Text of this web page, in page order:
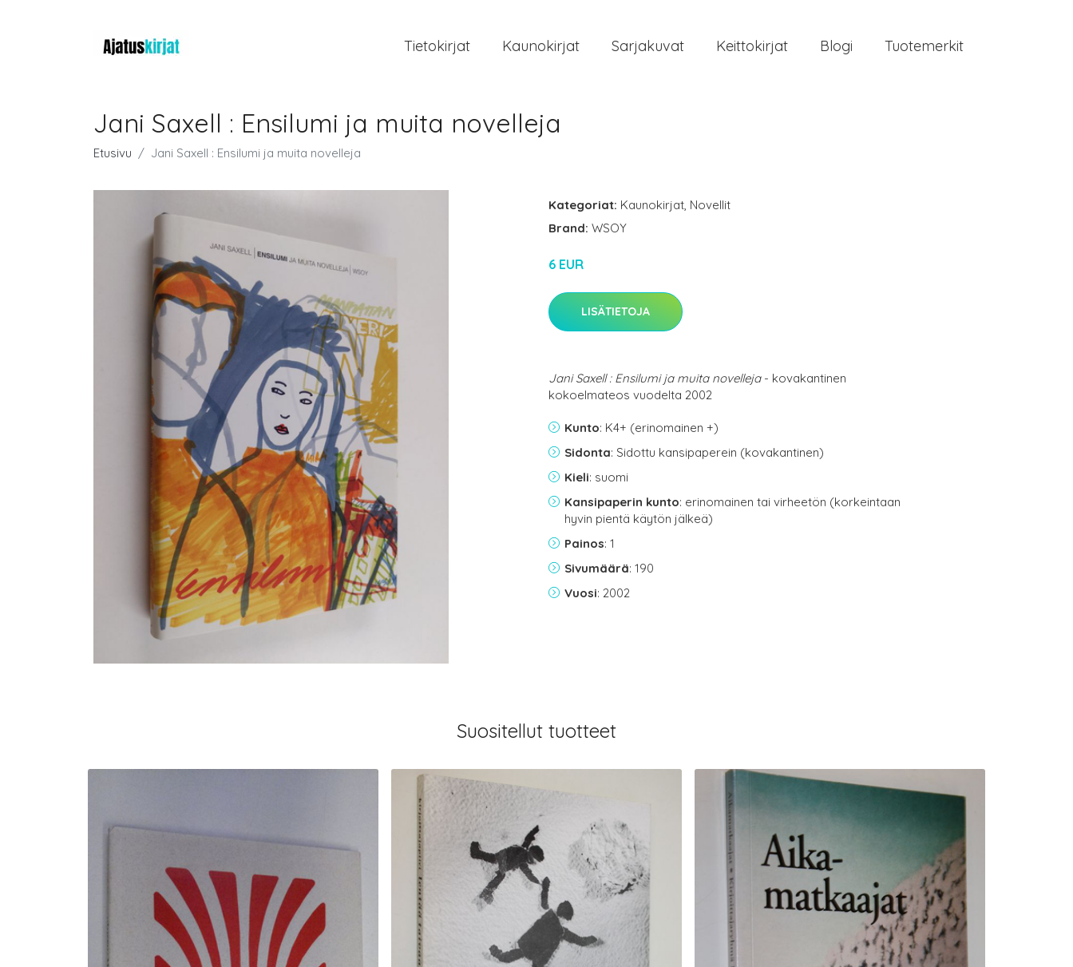
Tietokirjat Kaunokirjat Sarjakuvat Keittokirjat Blogi Tuotemerkit
Jani Saxell : Ensilumi ja muita novelleja
Etusivu Jani Saxell : Ensilumi ja muita novelleja
Kategoriat: Kaunokirjat, Novellit
Brand: WSOY
6 EUR
LISÄTIETOJA
Jani Saxell : Ensilumi ja muita novelleja- kovakantinen
kokoelmateos vuodelta 2002
Kunto: K4+ (erinomainen +)
Sidonta: Sidottu kansipaperein (kovakantinen)
Kieli: suomi
Kansipaperin kunto: erinomainen tai virheetön (korkeintaan
hyvin pientä käytön jälkeä)
Painos: 1
Sivumäärä: 190
Vuosi: 2002
Suositellut tuotteet